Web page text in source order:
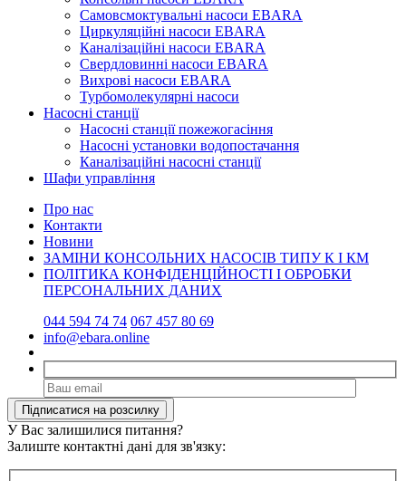
Самовсмоктувальні насоси EBARA
Циркуляційні насоси EBARA
Каналізаційні насоси EBARA
Свердловинні насоси EBARA
Вихрові насоси EBARA
Турбомолекулярні насоси
Насосні станції
Насосні станції пожежогасіння
Насосні установки водопостачання
Каналізаційні насосні станції
Шафи управління
Про нас
Контакти
Новини
ЗАМІНИ КОНСОЛЬНИХ НАСОСІВ ТИПУ К І КМ
ПОЛІТИКА КОНФІДЕНЦІЙНОСТІ І ОБРОБКИ
ПЕРСОНАЛЬНИХ ДАНИХ
044 594 74 74 067 457 80 69
info@ebara.online
У Вас залишилися питання?
Залиште контактні дані для зв'язку: